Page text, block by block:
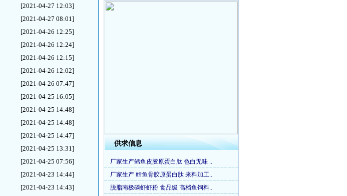
[2021-04-27 12:03]
[2021-04-27 08:01]
[2021-04-26 12:25]
[2021-04-26 12:24]
[2021-04-26 12:15]
[2021-04-26 12:02]
[2021-04-26 07:47]
[2021-04-25 16:05]
[2021-04-25 14:48]
[2021-04-25 14:48]
[2021-04-25 14:47]
[2021-04-25 13:31]
[2021-04-25 07:56]
[2021-04-23 14:44]
[2021-04-23 14:43]
供求信息
厂家生产鳕鱼皮胶原蛋白肽 色白无味 ..
厂家生产 鳕鱼骨胶原蛋白肽 来料加工..
脱脂南极磷虾虾粉 食品级 高档鱼饲料..